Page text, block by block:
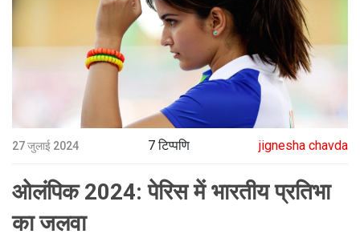
27 जुलाई 2024 7 टिप्पणि jignesha chavda
ओलंपिक 2024: पेरिस में भारतीय प्रतिभा
का जलवा